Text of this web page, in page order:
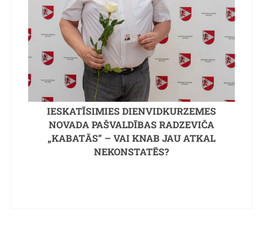
IESKATĪSIMIES DIENVIDKURZEMES
NOVADA PAŠVALDĪBAS RADZEVIČA
„KABATĀS” – VAI KNAB JAU ATKAL
NEKONSTATĒS?